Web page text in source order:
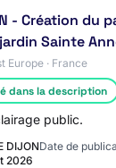
- Création du
Sainte
Europe · France
dans la description
public.
DIJONDate de
2026